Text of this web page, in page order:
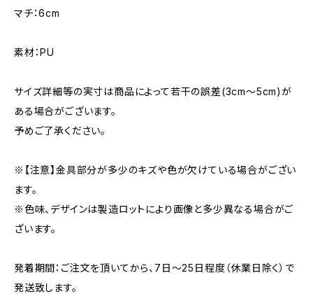
マチ：6cm
素材：PU
サイズ詳細等の実寸は商品によって若干の誤差(3cm〜5cm)が
ある場合がございます。
予めご了承ください。
※【注意】金具部分が多少のキズや色が欠けている場合がござい
ます。
※色味、デザインは製造ロットにより画像と多少異なる場合がご
ざいます。
発着期間：ご注文を頂いてから、7日〜25日程度（休業日除く）で
発送致します。